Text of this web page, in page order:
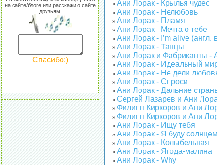
на сайте/блоге или расскажи о сайте
друзьям.
Спасибо:)
» Ани Лорак - Крылья чудес
» Ани Лорак - Нелюбовь
» Ани Лорак - Пламя
» Ани Лорак - Мечта о тебе
» Ани Лорак - I’m alive (англ.
» Ани Лорак - Танцы
» Ани Лорак и Фабриканты -
» Ани Лорак - Идеальный
» Ани Лорак - Не дели
» Ани Лорак - Спроси
» Ани Лорак - Дальние
» Сергей Лазарев и Ани
» Филипп Киркоров и Ани
» Филипп Киркоров и Ани
» Ани Лорак - Ищу тебя
» Ани Лорак - Я буду солнцем
» Ани Лорак - Колыбельная
» Ани Лорак - Ягода-малина
» Ани Лорак - Why